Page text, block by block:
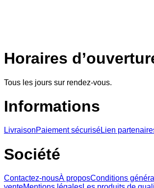
Horaires
Tous les jours sur rendez-vous.
Informations
LivraisonPaiement sécuriséLien
Société
Contactez-nousÀ proposConditions